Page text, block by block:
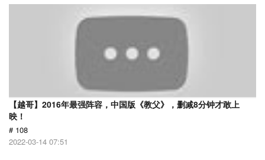
【越哥】2016年最强阵容，中国版《教父》，删减8分钟才敢上
映！
# 108
2022-03-14 07:51